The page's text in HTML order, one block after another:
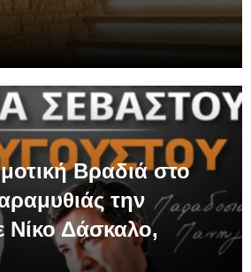
Βραδιά στο
την
Νίκο Δάσκαλο,